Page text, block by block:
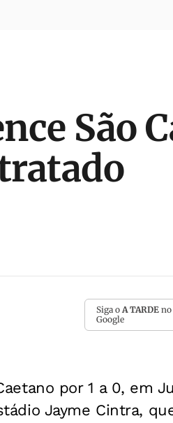
São
Siga o A TARDE no
Google
por 1 a 0, em
Jayme Cintra,